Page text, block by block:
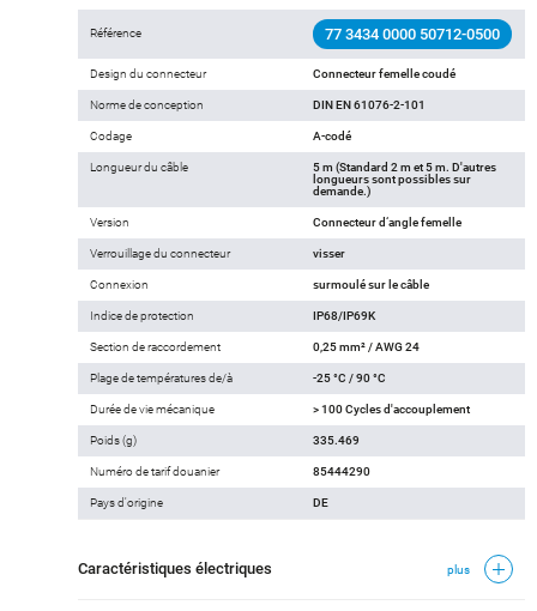
Référence 77 3434 0000 50712-0500
Design du connecteur Connecteur femelle coudé
Norme de conception DIN EN 61076-2-101
Codage A-codé
Longueur du câble
5 m (Standard 2 m et 5 m. D'autres
longueurs sont possibles sur
demande.)
Version Connecteur d‘angle femelle
Verrouillage du connecteur visser
Connexion surmoulé sur le câble
Indice de protection IP68/IP69K
Section de raccordement 0,25 mm² / AWG 24
Plage de températures de/à -25 °C / 90 °C
Durée de vie mécanique > 100 Cycles d'accouplement
Poids (g) 335.469
Numéro de tarif douanier 85444290
Pays d'origine DE
Caractéristiques électriques plus